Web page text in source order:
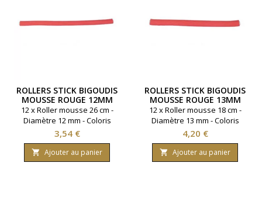
ROLLERS STICK BIGOUDIS
MOUSSE ROUGE 12MM
LONG 26 CM
12 x Roller mousse 26 cm -
Diamètre 12 mm - Coloris
rouge.
Prix
3,54 €
 Ajouter au panier
ROLLERS STICK BIGOUDIS
MOUSSE ROUGE 13MM
LONG 18CM
12 x Roller mousse 18 cm -
Diamètre 13 mm - Coloris
rouge.
Prix
4,20 €
 Ajouter au panier